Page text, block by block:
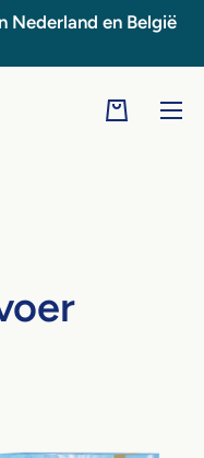
Nederland en België